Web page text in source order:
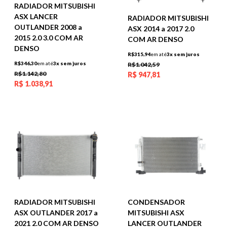
RADIADOR MITSUBISHI
ASX LANCER
OUTLANDER 2008 a
2015 2.0 3.0 COM AR
DENSO
R$346,30em até3x sem juros
R$1.142,80
R$ 1.038,91
RADIADOR MITSUBISHI
ASX 2014 a 2017 2.0
COM AR DENSO
R$315,94em até3x sem juros
R$1.042,59
R$ 947,81
RADIADOR MITSUBISHI
ASX OUTLANDER 2017 a
2021 2.0 COM AR DENSO
CONDENSADOR
MITSUBISHI ASX
LANCER OUTLANDER